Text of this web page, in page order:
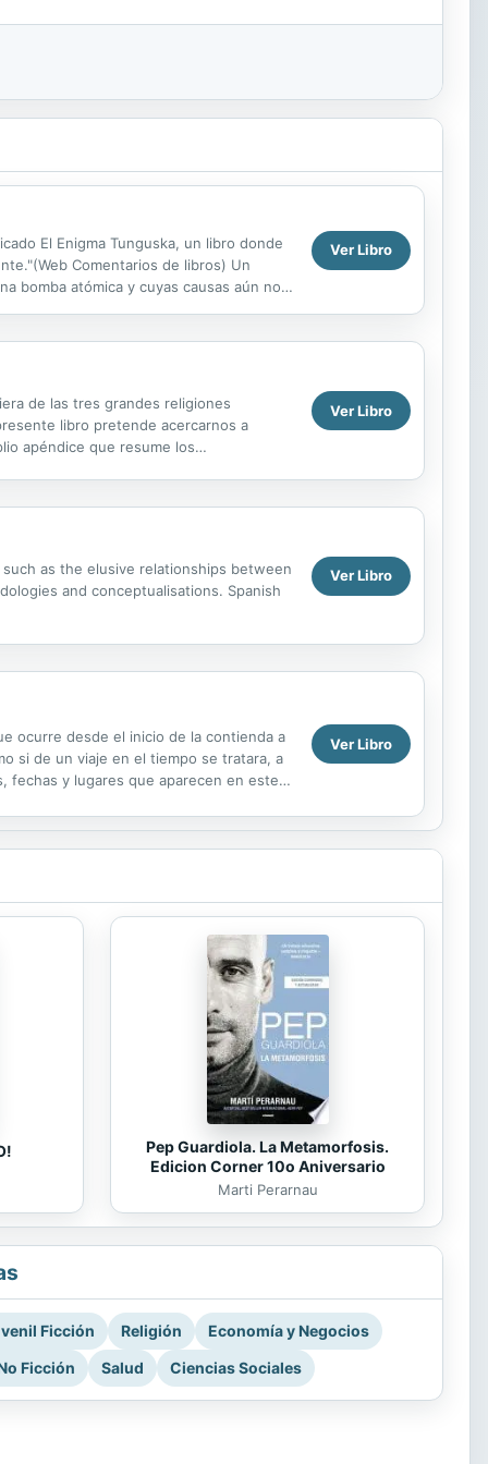
El Enigma Tunguska, un libro donde
Comentarios de libros) Un
bomba atómica y cuyas causas aún nos
Ver Libro
de las tres grandes religiones
libro pretende acercarnos a
apéndice que resume los
Ver Libro
as the elusive relationships between
and conceptualisations. Spanish
Ver Libro
ocurre desde el inicio de la contienda a
si de un viaje en el tiempo se tratara, a
fechas y lugares que aparecen en este
Ver Libro
Pep Guardiola. La Metamorfosis.
Edicion Corner 10o Aniversario
Marti Perarnau
Ficción Religión
Economía y Negocios
Ficción
Salud Ciencias Sociales